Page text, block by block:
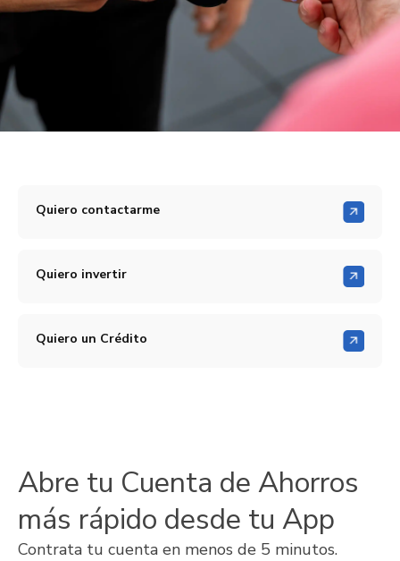
Quiero contactarme
Quiero invertir
Quiero un Crédito
Abre tu Cuenta de Ahorros
más rápido desde tu App
Contrata tu cuenta en menos de 5 minutos.